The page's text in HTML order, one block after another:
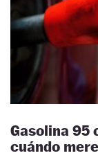
Gasolina 95
cuándo